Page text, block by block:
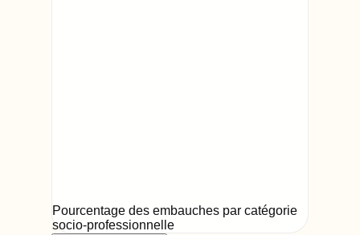
Pourcentage des embauches par catégorie
socio-professionnelle